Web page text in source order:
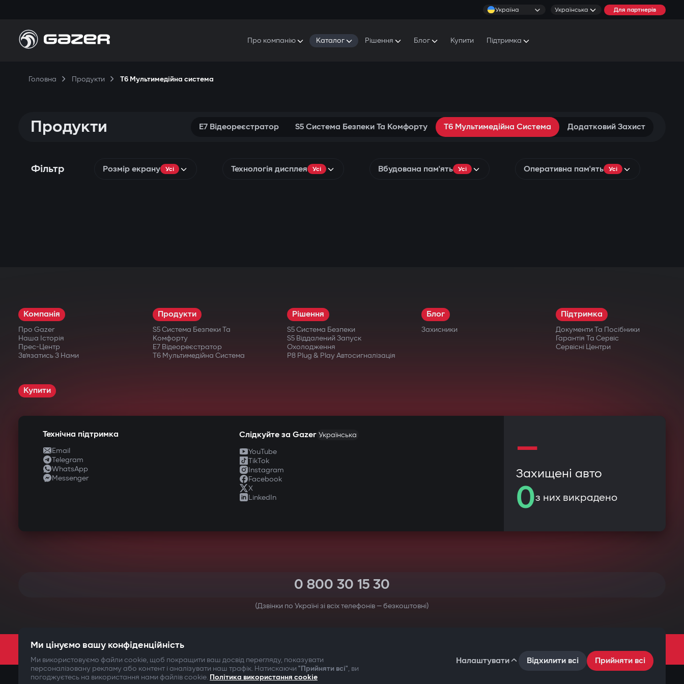
Україна Українська Для партнерів
Про компанію
Контакти
Каталог Рішення Блог Купити Підтримка
Головна Продукти T6 Мультимедійна система
Продукти E7 Відеореєстратор S5 Система Безпеки Та Комфорту T6 Мультимедійна Система Додатковий Захист
Фільтр Розмір екрану Усі Технологія дисплея Усі Вбудована пам'ять Усі Оперативна пам'ять Усі
Компанія
Про Gazer
Наша Історія
Прес-Центр
Зв’язатись З Нами
Продукти
S5 Система Безпеки Та
Комфорту
E7 Відеореєстратор
T6 Мультимедійна Система
Рішення
S5 Система Безпеки
S5 Віддалений Запуск
Охолодження
P8 Plug & Play Автосигналізація
Блог
Захисники
Підтримка
Документи Та Посібники
Гарантія Та Сервіс
Сервісні Центри
Купити
Технічна підтримка
Email
Telegram
WhatsApp
Messenger
Слідкуйте за Gazer Українська
YouTube
TikTok
Instagram
Facebook
X
LinkedIn
—
Захищені авто
0з них викрадено
0 800 30 15 30
(Дзвінки по Україні зі всіх телефонів — безкоштовні)
©2009-2026Gazer Limited (UK) All rights reserved
Ми цінуємо вашу конфіденційність
Ми використовуємо файли cookie, щоб покращити ваш досвід перегляду, показувати
персоналізовану рекламу або контент і аналізувати наш трафік. Натискаючи "Прийняти всі", ви
погоджуєтесь на використання нами файлів cookie. Політика використання cookie
Налаштувати Відхилити всі Прийняти всі